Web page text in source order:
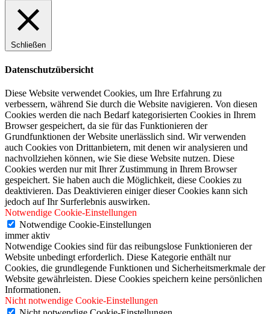
Schließen
Datenschutzübersicht
Diese Website verwendet Cookies, um Ihre Erfahrung zu
verbessern, während Sie durch die Website navigieren. Von diesen
Cookies werden die nach Bedarf kategorisierten Cookies in Ihrem
Browser gespeichert, da sie für das Funktionieren der
Grundfunktionen der Website unerlässlich sind. Wir verwenden
auch Cookies von Drittanbietern, mit denen wir analysieren und
nachvollziehen können, wie Sie diese Website nutzen. Diese
Cookies werden nur mit Ihrer Zustimmung in Ihrem Browser
gespeichert. Sie haben auch die Möglichkeit, diese Cookies zu
deaktivieren. Das Deaktivieren einiger dieser Cookies kann sich
jedoch auf Ihr Surferlebnis auswirken.
Notwendige Cookie-Einstellungen
Notwendige Cookie-Einstellungen
immer aktiv
Notwendige Cookies sind für das reibungslose Funktionieren der
Website unbedingt erforderlich. Diese Kategorie enthält nur
Cookies, die grundlegende Funktionen und Sicherheitsmerkmale der
Website gewährleisten. Diese Cookies speichern keine persönlichen
Informationen.
Nicht notwendige Cookie-Einstellungen